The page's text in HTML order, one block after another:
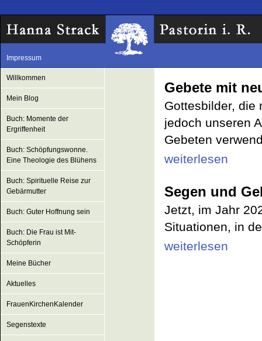
Impressum
Willkommen
Mein Blog
Buch: Momente der
Ergriffenheit
Buch: Schöpfungswonne.
Eine Theologie des Blühens
Buch: Spirituelle Reise zur
Gebärmutter
Buch: Guter Hoffnung sein
Buch: Die Frau ist Mit-
Schöpferin
Meine Bücher
Aktuelles
FrauenKirchenKalender
Segenstexte
Gebete mit
Gottesbilder, die
jedoch unseren
Gebeten
weiterlesen
Segen und
Jetzt, im Jahr
Situationen, in
weiterlesen